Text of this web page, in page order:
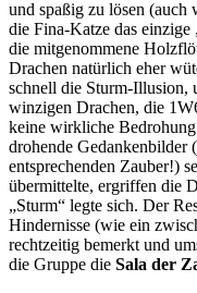
und spaßig zu lösen (auch
die Fina-Katze das einzige
die mitgenommene
Drachen natürlich eher
schnell die Sturm-Illusion,
winzigen Drachen, die
keine wirkliche Bedrohung
drohende Gedankenbilder
entsprechenden Zauber!)
übermittelte, ergriffen die
„Sturm“ legte sich. Der
Hindernisse (wie ein
rechtzeitig bemerkt und
die Gruppe die Sala der